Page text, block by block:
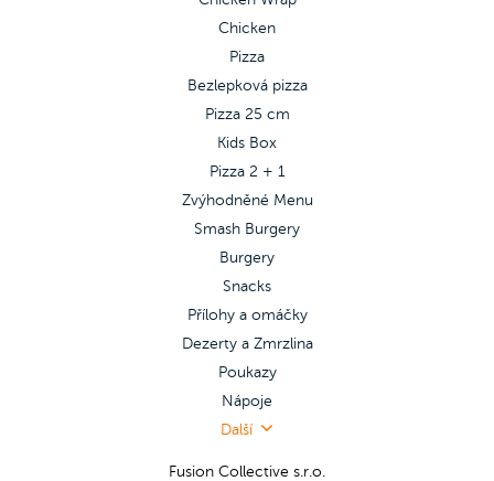
Chicken
Pizza
Bezlepková pizza
Pizza 25 cm
Kids Box
Pizza 2 + 1
Zvýhodněné Menu
Smash Burgery
Burgery
Snacks
Přílohy a omáčky
Dezerty a Zmrzlina
Poukazy
Nápoje
Další
Fusion Collective s.r.o.